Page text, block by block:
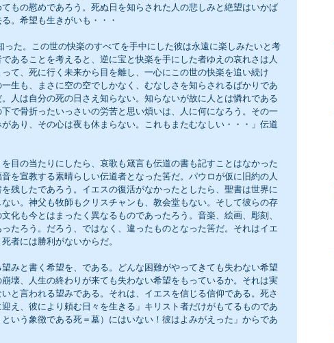
もの慰めであろう。死ぬ日を知らされた人の悲しみと絶望はいかば
。希望も生きがいも・・・
あることを考えると、逆に宝と快楽を手にした者ゆえの哀れさは人
て、死に行く未来から目を離し、一心にこの世の快楽を追い続け
生も、まさに空の空でしかなく、むなしさを知らされるばかりであ
人は自分の死の日さえ知らない。知らないが故に人とは憐れである
で骨折ったいっさいの労苦と思い煩いは、人に何になろう。その一
あり、その心は夜も休まらない。これもまたむなしい・・・」伝道
目の当たりにしたら、哀歌も箴言も伝道の書も記すことはなかった
を宣教する素晴らしい伝道者となった筈だ。パウロが仮に旧約の人
残したであろう。イエスの復活がなかったとしたら、聖書は世界に
い。神父も牧師もクリスチャンも、教会堂もない。そして彼らの存
化も今とはまったく異なるものであったろう。音楽、絵画、彫刻、
たろう。だろう、ではなく、違ったものとなった筈だ。それはイエ
者には勝利がないからだ。
みと書く希望を、である。どんな困難がやってきても失わない希望
壊、人生の終わりが来ても失わない希望をもっているか。それは実
と言われる望みである。それは、イエスを信じる信仰である。死さ
え、彼により頼む日々を生きる」キリスト者だけがもてるものであ
いう象徴である死＝墓）にはいない！彼はよみがえった」からであ